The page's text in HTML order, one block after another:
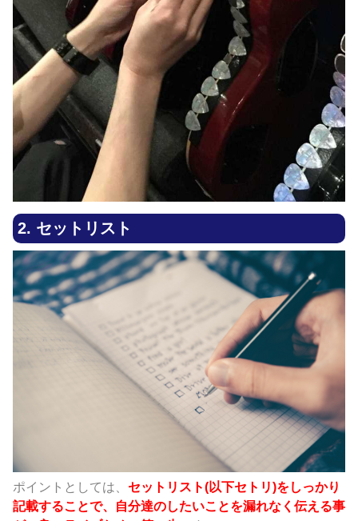
2. セットリスト
ポイントとしては、 セットリスト(以下セトリ)をしっかり
記載することで、自分達のしたいことを漏れなく伝える事